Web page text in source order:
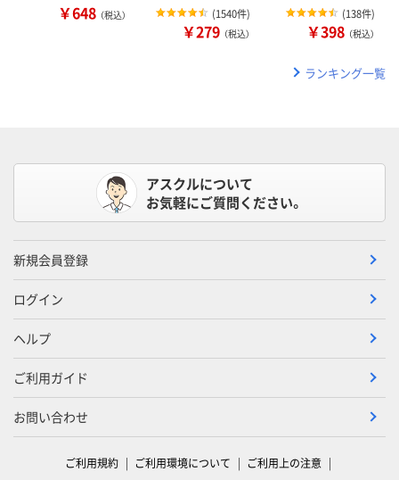
￥648 （税込） (1540件)
￥279 （税込）
(138件)
￥398 （税込）
ランキング一覧
アスクルについて
お気軽にご質問ください。
新規会員登録
ログイン
ヘルプ
ご利用ガイド
お問い合わせ
ご利用規約 ご利用環境について ご利用上の注意